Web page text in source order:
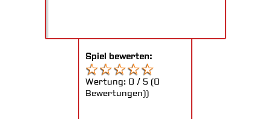
Spiel bewerten:
Wertung: 0 / 5 (0
Bewertungen))